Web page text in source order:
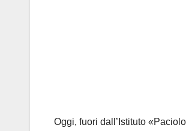
Oggi, fuori dall’Istituto